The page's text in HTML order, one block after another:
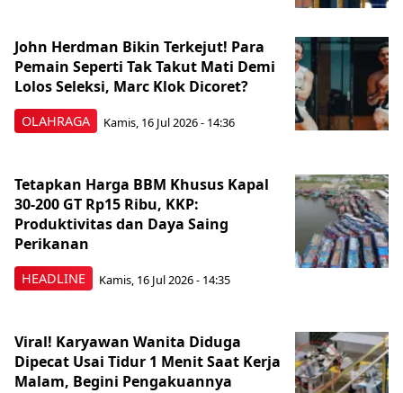
OLAHRAGA
John Herdman Bikin Terkejut! Para
Pemain Seperti Tak Takut Mati Demi
Lolos Seleksi, Marc Klok Dicoret?
Kamis, 16 Jul 2026 - 14:36
HEADLINE
Tetapkan Harga BBM Khusus Kapal
30-200 GT Rp15 Ribu, KKP:
Produktivitas dan Daya Saing
Perikanan
Kamis, 16 Jul 2026 - 14:35
Viral! Karyawan Wanita Diduga
Dipecat Usai Tidur 1 Menit Saat Kerja
Malam, Begini Pengakuannya